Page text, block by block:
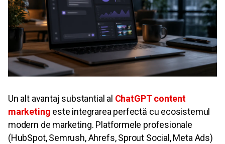
Un alt avantaj substantial al ChatGPT content
marketing este integrarea perfectă cu ecosistemul
modern de marketing. Platformele profesionale
(HubSpot, Semrush, Ahrefs, Sprout Social, Meta Ads)